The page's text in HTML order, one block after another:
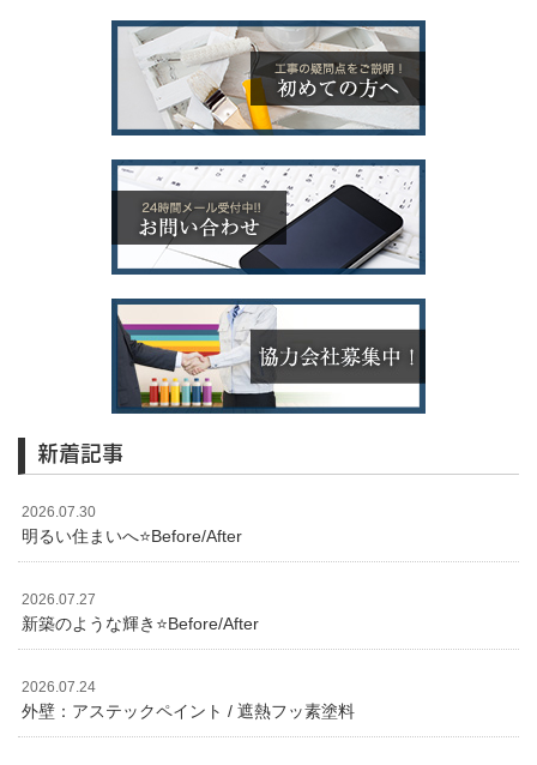
新着記事
2026.07.30
明るい住まいへ⭐️Before/After
2026.07.27
新築のような輝き⭐️Before/After
2026.07.24
外壁：アステックペイント / 遮熱フッ素塗料